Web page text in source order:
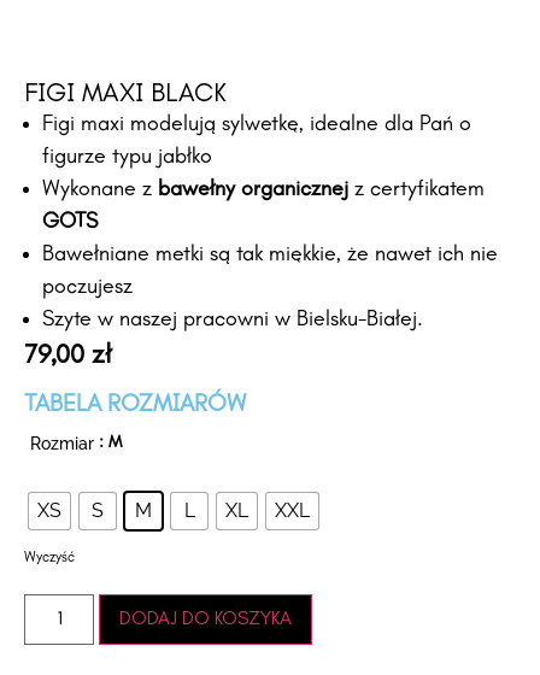
FIGI MAXI BLACK
Figi maxi modelują sylwetkę, idealne dla Pań o
figurze typu jabłko
Wykonane z bawełny organicznej z certyfikatem
GOTS
Bawełniane metki są tak miękkie, że nawet ich nie
poczujesz
Szyte w naszej pracowni w Bielsku-Białej.
79,00 zł
TABELA ROZMIARÓW
Rozmiar : M
XS S M L XL XXL
Wyczyść
DODAJ DO KOSZYKA